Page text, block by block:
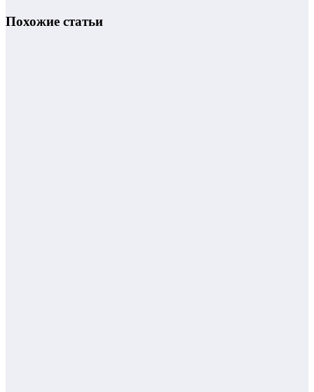
Похожие статьи